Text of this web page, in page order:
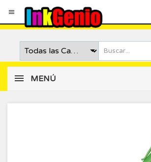

MENÚ